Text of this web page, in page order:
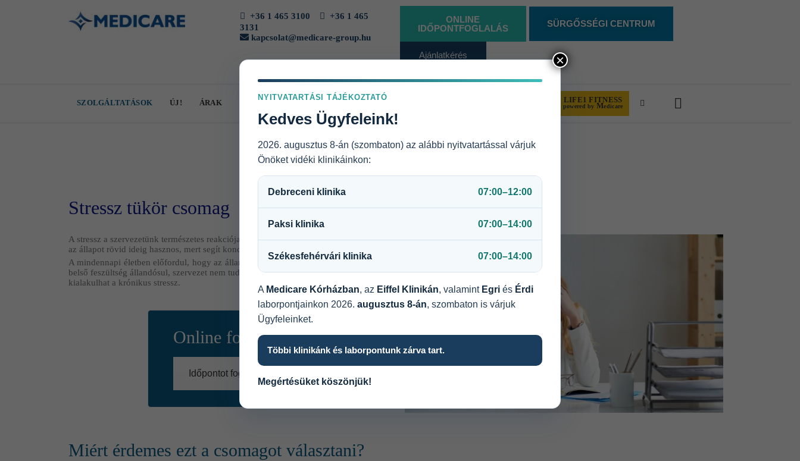
+36 1 465 3100
+36 1 465
3131
kapcsolat@medicare-group.hu
ONLINE
IDŐPONTFOGLALÁS
SÜRGŐSSÉGI CENTRUM
Ajánlatkérés
SZOLGÁLTATÁSOK ÚJ! ÁRAK SZOLGÁLTATÓHELYEK EGÉSZSÉGBIZTOSÍTÁSI CSOMAGOK LIFE1 FITNESS
powered byMedicare
Stressz tükör csomag
A stressz a szervezetünk természetes reakciója a kihívásokra vagy fenyegetésekre. Ez
az állapot rövid ideig hasznos, mert segít koncentrálni, teljesíteni és gyorsan reagálni.
A mindennapi életben előfordul, hogy az állandó nyomás, és az elvárások hatására a
belső feszültség állandósul, szervezet nem tud visszatérni a nyugalmi állapotba és így
kialakulhat a krónikus stressz.
Online foglalás
Időpontot foglalok!
Miért érdemes ezt a csomagot választani?
NYITVATARTÁSI TÁJÉKOZTATÓ
Kedves Ügyfeleink!
2026. augusztus 8-án (szombaton) az alábbi nyitvatartással várjuk
Önöket vidéki klinikáinkon:
Debreceni klinika 07:00–12:00
Paksi klinika 07:00–14:00
Székesfehérvári klinika 07:00–14:00
A Medicare Kórházban, az Eiffel Klinikán, valamint Egri és Érdi
laborpontjainkon 2026. augusztus 8-án, szombaton is várjuk
Ügyfeleinket.
Többi klinikánk és laborpontunk zárva tart.
Megértésüket köszönjük!
×